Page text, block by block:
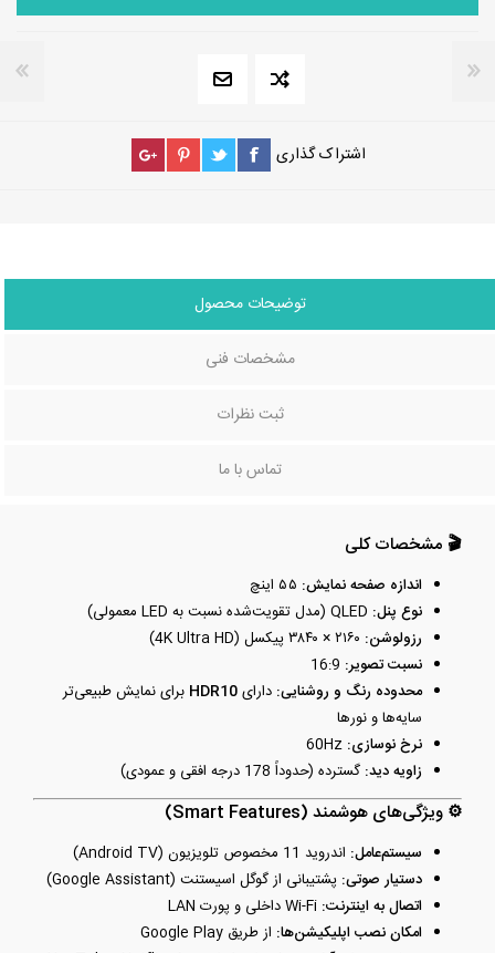
اشتراک گذاری
توضیحات محصول
مشخصات فنی
ثبت نظرات
تماس با ما
🎬 مشخصات کلی
اندازه صفحه نمایش:
نوع پنل:
رزولوشن:
نسبت تصویر:
محدوده رنگ و روشنایی: دارایHDR10 برای نمایش طبیعی‌تر
سایه‌ها و نورها
نرخ نوسازی:
زاویه دید: گسترده (حدوداً 178 درجه افقی و عمودی)
⚙️ ویژگی‌های هوشمند (Smart Features)
سیستم‌عامل: اندروید 11 مخصوص تلویزیون (Android TV)
دستیار صوتی: پشتیبانی از گوگل اسیستنت (Google Assistant)
اتصال به اینترنت:
امکان نصب اپلیکیشن‌ها: از طریق Google Play